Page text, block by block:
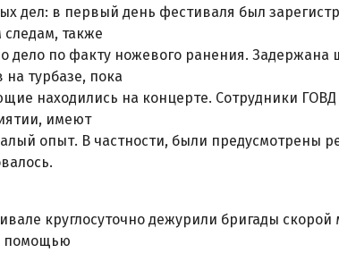
дел: в первый день фестиваля был
следам, также
дело по факту ножевого ранения.
на турбазе, пока
находились на концерте. Сотрудники
имеют
опыт. В частности, были предусмотрены
круглосуточно дежурили бригады
помощью